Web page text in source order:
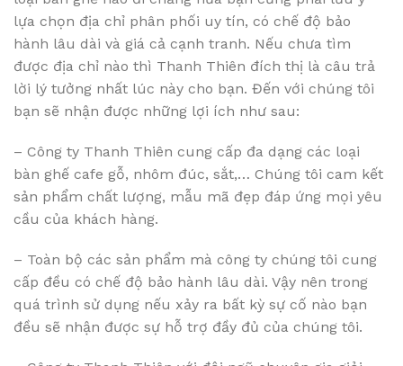
lựa chọn địa chỉ phân phối uy tín, có chế độ bảo
hành lâu dài và giá cả cạnh tranh. Nếu chưa tìm
được địa chỉ nào thì Thanh Thiên đích thị là câu trả
lời lý tưởng nhất lúc này cho bạn. Đến với chúng tôi
bạn sẽ nhận được những lợi ích như sau:
– Công ty Thanh Thiên cung cấp đa dạng các loại
bàn ghế cafe gỗ, nhôm đúc, sắt,… Chúng tôi cam kết
sản phẩm chất lượng, mẫu mã đẹp đáp ứng mọi yêu
cầu của khách hàng.
– Toàn bộ các sản phẩm mà công ty chúng tôi cung
cấp đều có chế độ bảo hành lâu dài. Vậy nên trong
quá trình sử dụng nếu xảy ra bất kỳ sự cố nào bạn
đều sẽ nhận được sự hỗ trợ đầy đủ của chúng tôi.